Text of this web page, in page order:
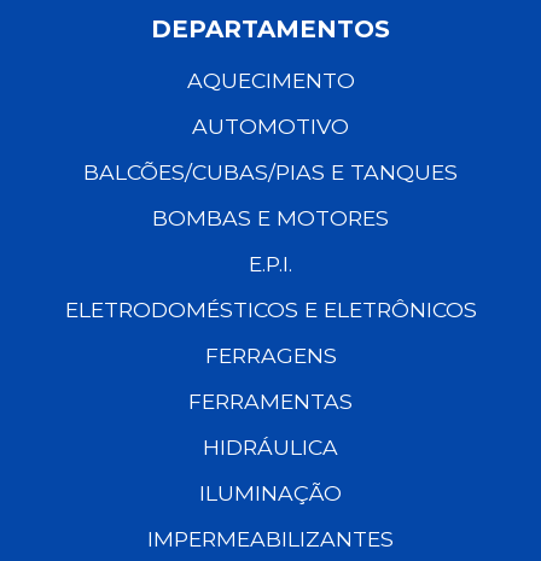
DEPARTAMENTOS
AQUECIMENTO
AUTOMOTIVO
BALCÕES/CUBAS/PIAS E TANQUES
BOMBAS E MOTORES
E.P.I.
ELETRODOMÉSTICOS E ELETRÔNICOS
FERRAGENS
FERRAMENTAS
HIDRÁULICA
ILUMINAÇÃO
IMPERMEABILIZANTES